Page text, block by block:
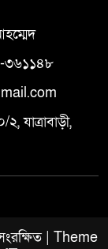
৩৬১১৪৮
যাত্রাবাড়ী,
সংরক্ষিত | Theme